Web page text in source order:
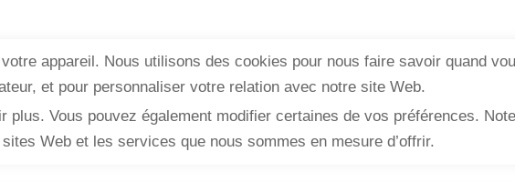
appareil. Nous utilisons des cookies pour nous faire savoir quand
et pour personnaliser votre relation avec notre site Web.
Vous pouvez également modifier certaines de vos préférences.
Web et les services que nous sommes en mesure d’offrir.